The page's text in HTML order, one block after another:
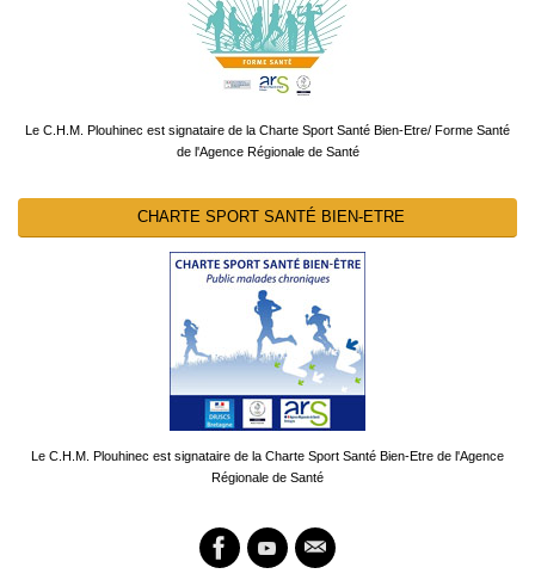
Le C.H.M. Plouhinec est signataire de la Charte Sport Santé Bien-Etre/ Forme Santé
de l'Agence Régionale de Santé
CHARTE SPORT SANTÉ BIEN-ETRE
Le C.H.M. Plouhinec est signataire de la Charte Sport Santé Bien-Etre de l'Agence
Régionale de Santé